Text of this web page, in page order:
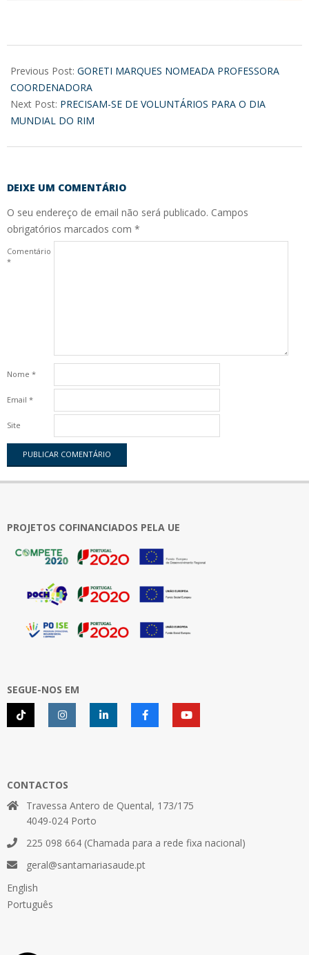
01-
22
Previous Post: GORETI MARQUES NOMEADA PROFESSORA
COORDENADORA
Next Post: PRECISAM-SE DE VOLUNTÁRIOS PARA O DIA
MUNDIAL DO RIM
DEIXE UM COMENTÁRIO
O seu endereço de email não será publicado. Campos
obrigatórios marcados com *
Comentário
*
Nome *
Email *
Site
PROJETOS COFINANCIADOS PELA UE
SEGUE-NOS EM
CONTACTOS
Travessa Antero de Quental, 173/175
4049-024 Porto
225 098 664 (Chamada para a rede fixa nacional)
geral@santamariasaude.pt
English
Português